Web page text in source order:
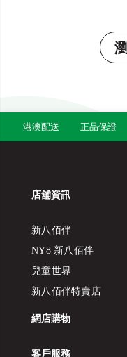
港澳配送 正品保證
店舖資訊
新八佰伴
NY8 新八佰伴
兒童世界
新八佰伴特賣店
網店購物
客戶服務